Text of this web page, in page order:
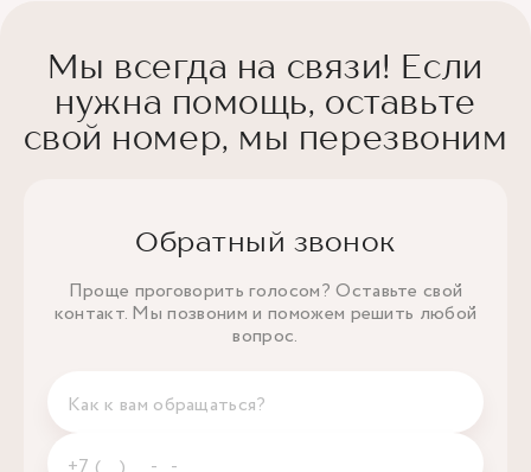
Мы всегда на связи! Если
нужна помощь, оставьте
свой номер, мы перезвоним
Обратный звонок
Проще проговорить голосом? Оставьте свой
контакт. Мы позвоним и поможем решить любой
вопрос.